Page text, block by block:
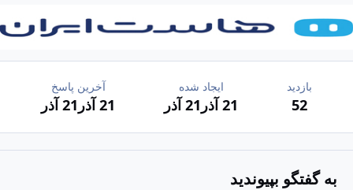
بازدید
52
ایجاد شده
21 آذر 21 آذر
آخرین پاسخ
21 آذر 21 آذر
به گفتگو بپیوندید